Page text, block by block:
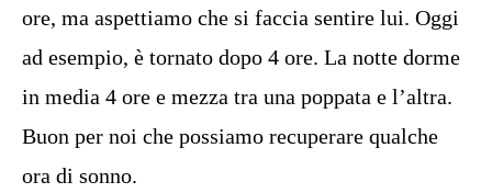
ore, ma aspettiamo che si faccia sentire lui. Oggi
ad esempio, è tornato dopo 4 ore. La notte dorme
in media 4 ore e mezza tra una poppata e l’altra.
Buon per noi che possiamo recuperare qualche
ora di sonno.